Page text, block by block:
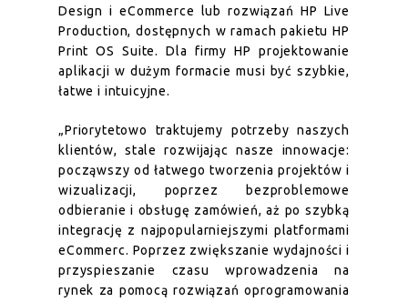
Design i eCommerce lub rozwiązań HP Live
Production, dostępnych w ramach pakietu HP
Print OS Suite. Dla firmy HP projektowanie
aplikacji w dużym formacie musi być szybkie,
łatwe i intuicyjne.
„Priorytetowo traktujemy potrzeby naszych
klientów, stale rozwijając nasze innowacje:
począwszy od łatwego tworzenia projektów i
wizualizacji, poprzez bezproblemowe
odbieranie i obsługę zamówień, aż po szybką
integrację z najpopularniejszymi platformami
eCommerc. Poprzez zwiększanie wydajności i
przyspieszanie czasu wprowadzenia na
rynek za pomocą rozwiązań oprogramowania